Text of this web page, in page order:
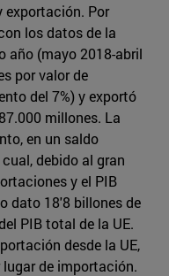
exportación. Por
los datos de la
año (mayo 2018-abril
por valor de
del 7%) y exportó
millones. La
en un saldo
debido al gran
y el PIB
dato 18'8 billones de
PIB total de la UE.
desde la UE,
de importación.